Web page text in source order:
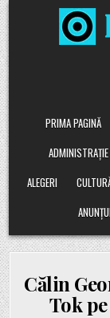
Skip
to
content
PRIMA PAGINĂ
ADMINISTRAȚIE
ALEGERI
Călin
Tok